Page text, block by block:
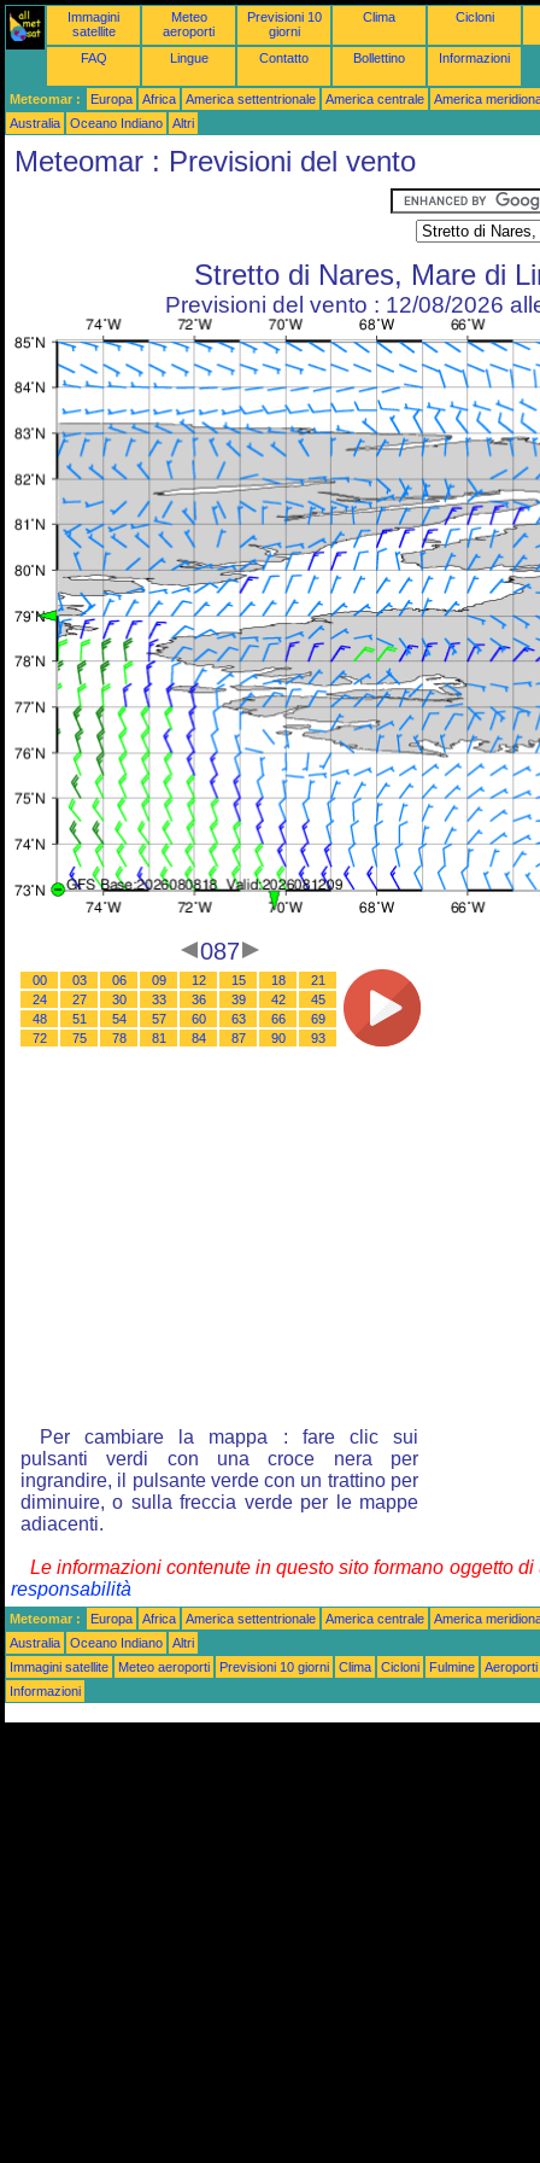
Immagini
satellite
Meteo
aeroporti
Previsioni 10
giorni
Clima Cicloni
FAQ Lingue Contatto Bollettino Informazioni
Meteomar : Europa Africa America settentrionale America centrale
America
Australia
Oceano Indiano Altri
Meteomar : Previsioni del vento
Stretto di Nares, Mare di
Previsioni del vento : 12/08/2026
087
00 03 06 09 12 15 18
21
24
27 30 33 36 39 42
45
48
51 54 57 60 63 66
69
72
75 78 81 84 87 90 93
Per cambiare la mappa : fare clic sui
pulsanti verdi con una croce nera per
ingrandire, il pulsante verde con un trattino per
diminuire, o sulla freccia verde per le mappe
adiacenti.
Le informazioni contenute in questo sito formano oggetto
responsabilità
Meteomar : Europa Africa America settentrionale America centrale
America
Australia
Oceano Indiano
Altri
Immagini satellite
Meteo aeroporti Previsioni 10 giorni Clima Cicloni Fulmine
Aeroporti
Informazioni